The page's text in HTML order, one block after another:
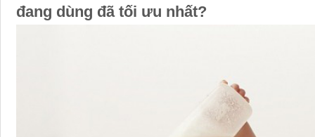
đang dùng đã tối ưu nhất?